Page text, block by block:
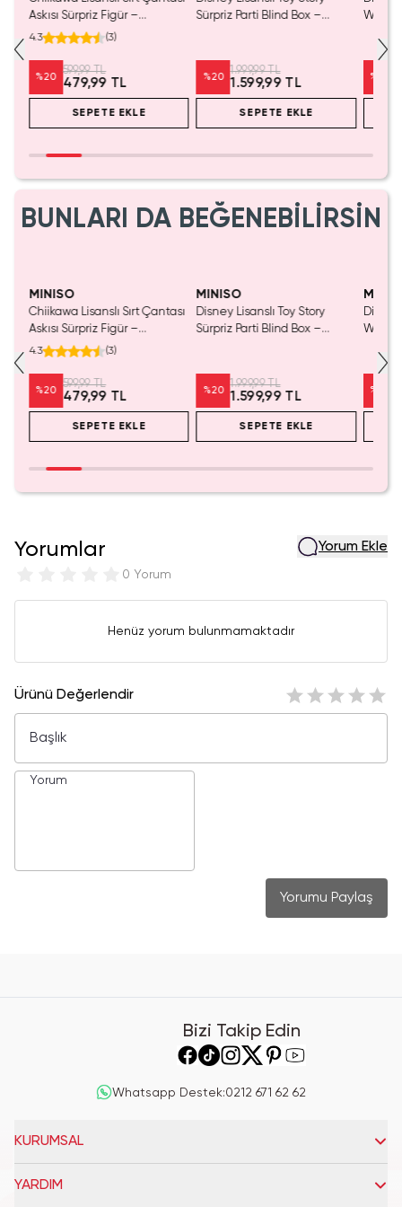
Askısı Sürpriz Figür –
Koleksiyonluk Blind Box
4.3 (3)
%20
599,99 TL
479,99 TL
SEPETE EKLE
Sürpriz Parti Blind Box –
%20
1.999,99 TL
1.599,99 TL
SEPETE EKLE
%
BUNLARI DA BEĞENEBİLİRSİN
MINISO
Chiikawa Lisanslı Sırt Çantası
Askısı Sürpriz Figür –
Koleksiyonluk Blind Box
4.3 (3)
%20
599,99 TL
479,99 TL
SEPETE EKLE
MINISO
Disney Lisanslı Toy Story
Sürpriz Parti Blind Box –
%20
1.999,99 TL
1.599,99 TL
SEPETE EKLE
Disney
%
Yorumlar
0 Yorum
Yorum Ekle
Henüz yorum bulunmamaktadır
Ürünü Değerlendir
Yorumu Paylaş
Bizi Takip Edin
Whatsapp Destek:0212 671 62 62
KURUMSAL
YARDIM